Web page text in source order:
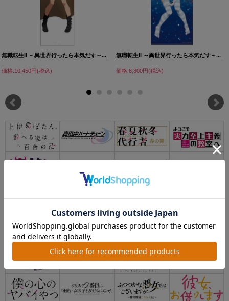
無職転生II ～異世界行ったら本気だす～...
価格:10,450円(税込)
無職転生II ～異世界行ったら本気だす～...
価格:8,800円(税込)